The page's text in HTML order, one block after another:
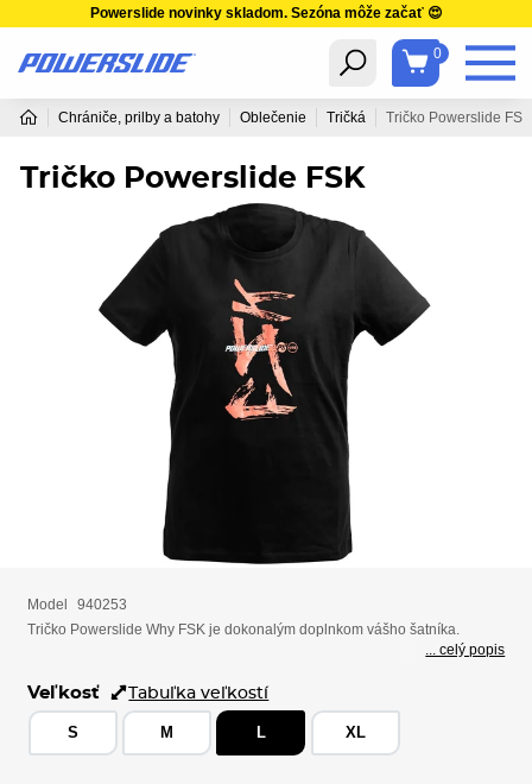
Powerslide novinky skladom. Sezóna môže začať 😍
0
Chrániče, prilby a batohy Oblečenie Tričká Tričko Powerslide FSK
Tričko Powerslide FSK
Model
940253
Tričko Powerslide Why FSK je dokonalým doplnkom vášho šatníka.
... celý popis
Veľkosť Tabuľka veľkostí
S M L XL